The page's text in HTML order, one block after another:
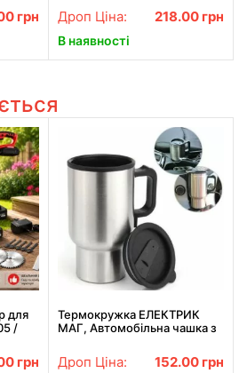
грн
R314
Дроп Ціна: 218.00 грн
В наявності
для
/
грн
Термокружка ЕЛЕКТРИК
МАГ, Автомобільна чашка з
Чашка з підігрівом
Дроп Ціна: 152.00 грн